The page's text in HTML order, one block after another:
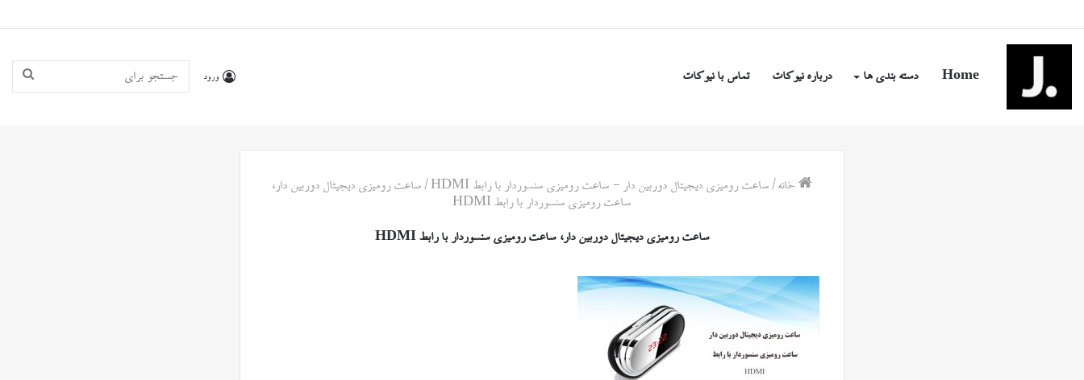
Home دسته بندی ها درباره نیوکات تماس با نیوکات ورود
خانه / ساعت رومیزی دیجیتال دوربین دار - ساعت رومیزی سنسور‌دار با رابط HDMI / ساعت رومیزی دیجیتال دوربین دار،
ساعت رومیزی سنسوردار با رابط HDMI
ساعت رومیزی دیجیتال دوربین دار، ساعت رومیزی سنسوردار با رابط HDMI